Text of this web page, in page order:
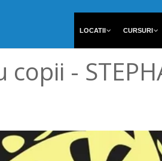
LOCATII CURSURI
-